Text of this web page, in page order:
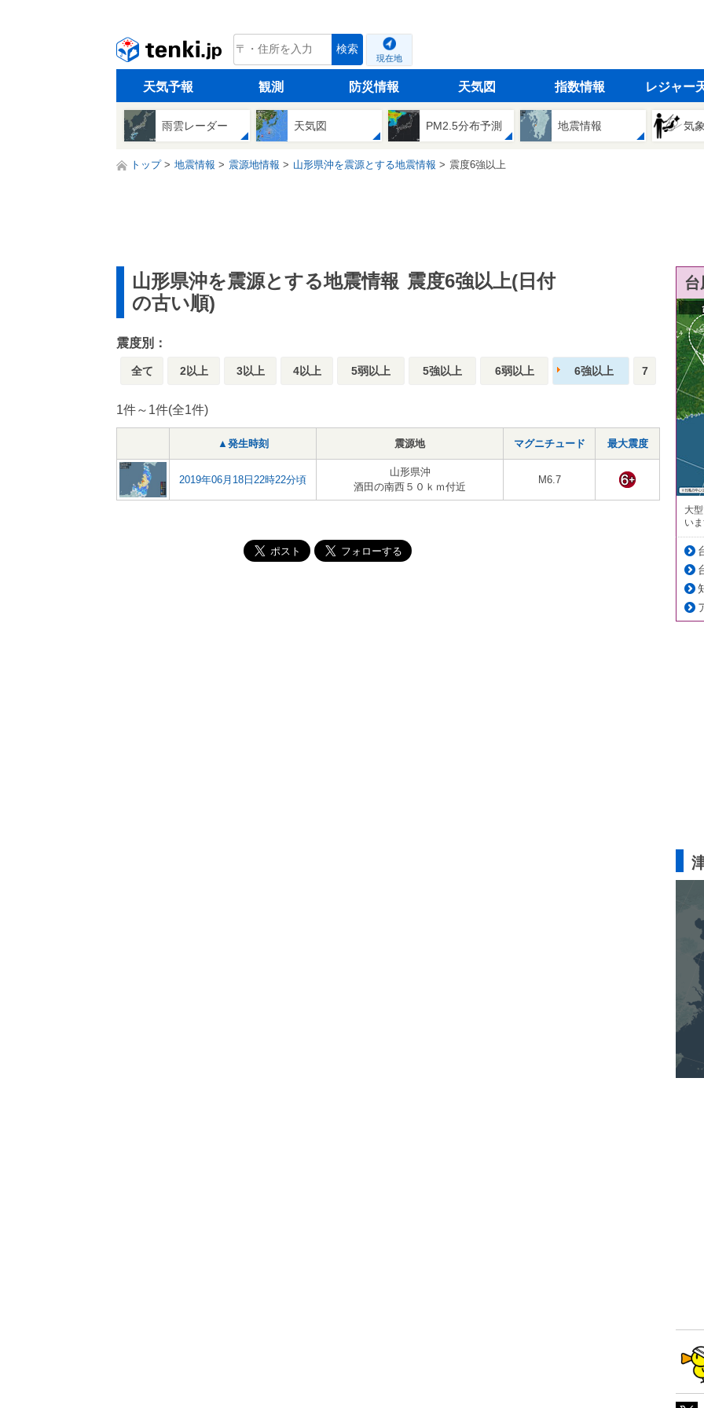
tenki.jp 検索
現在地
天気予報 観測 防災情報 天気図 指数情報 レジャー
雨雲レーダー 天気図 PM2.5分布予測 地震情報 気
トップ 地震情報 震源地情報 山形県沖を震源とする地震情報 震度6強以上
山形県沖を震源とする地震情報 震度6強以上(日付
の古い順)
震度別：
全て 2以上 3以上 4以上 5弱以上 5強以上 6弱以上 6強以上 7
1件～1件(全1件)
▲発生時刻 震源地 マグニチュード 最大震度
2019年06月18日22時22分頃
山形県沖
酒田の南西５０ｋｍ付近
M6.7
大
い